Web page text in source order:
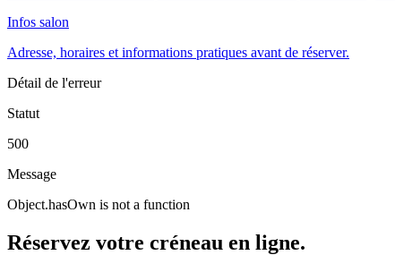
Infos salon
Adresse, horaires et informations pratiques avant de réserver.
Détail de l'erreur
Statut
500
Message
Object.hasOwn is not a function
Réservez votre créneau en ligne.